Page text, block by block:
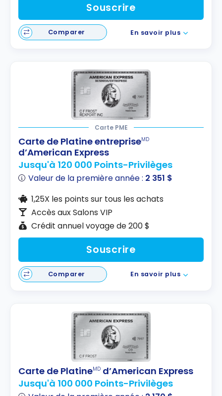
Souscrire
Comparer En savoir plus
Carte PME
Carte de Platine entrepriseMD
d’American Express
Jusqu'à 120 000 Points-Privilèges
Valeur de la première année : 2 351 $
1,25X les points sur tous les achats
Accès aux Salons VIP
Crédit annuel voyage de 200 $
Souscrire
Comparer En savoir plus
Carte de PlatineMD d’American Express
Jusqu'à 100 000 Points-Privilèges